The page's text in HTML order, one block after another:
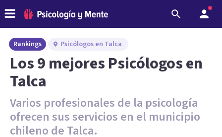
Rankings Psicólogos en Talca
Los 9 mejores Psicólogos en
Talca
Varios profesionales de la psicología
ofrecen sus servicios en el municipio
chileno de Talca.